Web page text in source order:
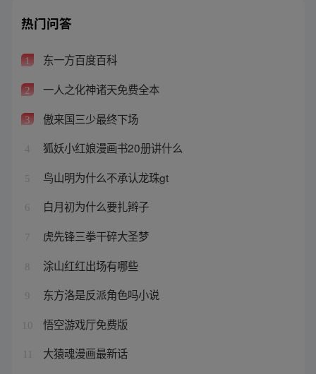
热门问答
1 东一方百度百科
2 一人之化神诸天免费全本
3 傲来国三少最终下场
4 狐妖小红娘漫画书20册讲什么
5 鸟山明为什么不承认龙珠gt
6 白月初为什么要扎辫子
7 虎先锋三拳干碎大圣梦
8 涂山红红出场有哪些
9 东方洛是反派角色吗小说
10 悟空游戏厅免费版
大猿魂漫画最新话